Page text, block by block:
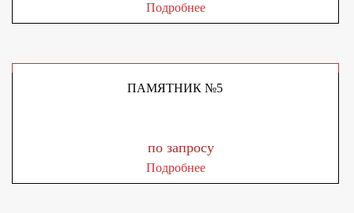
Подробнее
ПАМЯТНИК №5
по запросу
Подробнее